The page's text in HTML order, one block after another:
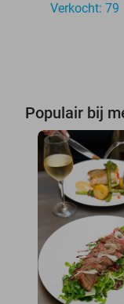
Verkocht: 79
Populair bij